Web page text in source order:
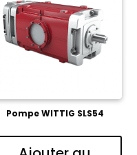
Pompe WITTIG SLS54